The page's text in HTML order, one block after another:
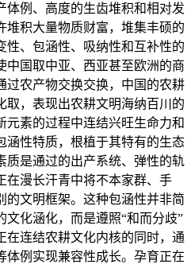
体例、高度的生齿堆积和相对发
堆积大量物质财富，堆集丰硕的
性、包涵性、吸纳性和互补性的
中国取中亚、西亚甚至欧洲的商
过农产物交换交换，中国的农耕
取，表现出农耕文明海纳百川的
元素的过程中连结兴旺生命力和
涵性特质，根植于其特有的生态
质是通过的出产系统、弹性的轨
在漫长汗青中将不本家群、手
的文明框架。这种包涵性并非简
化涵化，而是遵照“和而分歧”
在连结农耕文化内核的同时，通
体例实现兼容性成长。孕育正在